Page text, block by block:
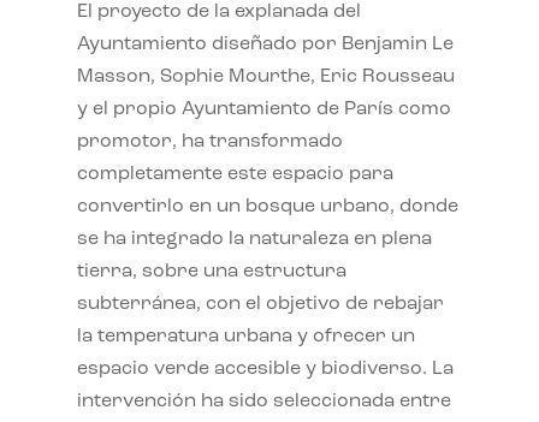
El proyecto de la explanada del
Ayuntamiento diseñado por Benjamin Le
Masson, Sophie Mourthe, Eric Rousseau
y el propio Ayuntamiento de París como
promotor, ha transformado
completamente este espacio para
convertirlo en un bosque urbano, donde
se ha integrado la naturaleza en plena
tierra, sobre una estructura
subterránea, con el objetivo de rebajar
la temperatura urbana y ofrecer un
espacio verde accesible y biodiverso. La
intervención ha sido seleccionada entre